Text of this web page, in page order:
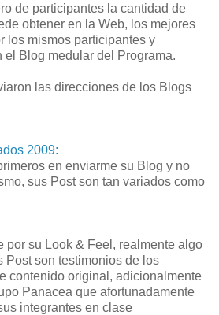
de participantes la cantidad de
obtener en la Web, los mejores
los mismos participantes y
el Blog medular del Programa.
las direcciones de los Blogs
2009:
en enviarme su Blog y no
sus Post son tan variados como
por su Look & Feel, realmente algo
Post son testimonios de los
contenido original, adicionalmente
Panacea que afortunadamente
integrantes en clase